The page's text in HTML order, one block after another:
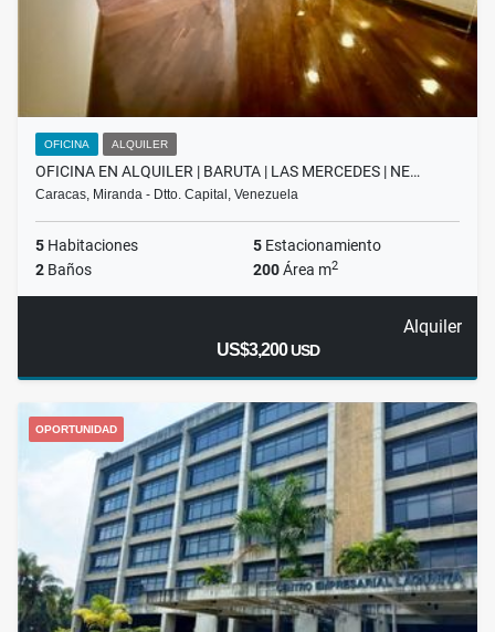
OFICINA ALQUILER
OFICINA EN ALQUILER | BARUTA | LAS MERCEDES | NE…
Caracas, Miranda - Dtto. Capital, Venezuela
5 Habitaciones 5 Estacionamiento
2 Baños 200Área m2
Alquiler
US$3,200USD
OPORTUNIDAD